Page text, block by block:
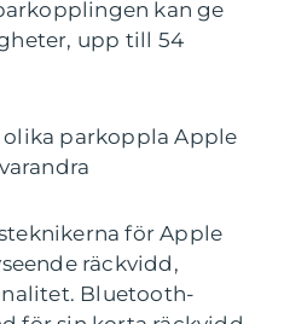
kan ge
upp till 54
olika parkoppla Apple
för Apple
räckvidd,
Bluetooth-